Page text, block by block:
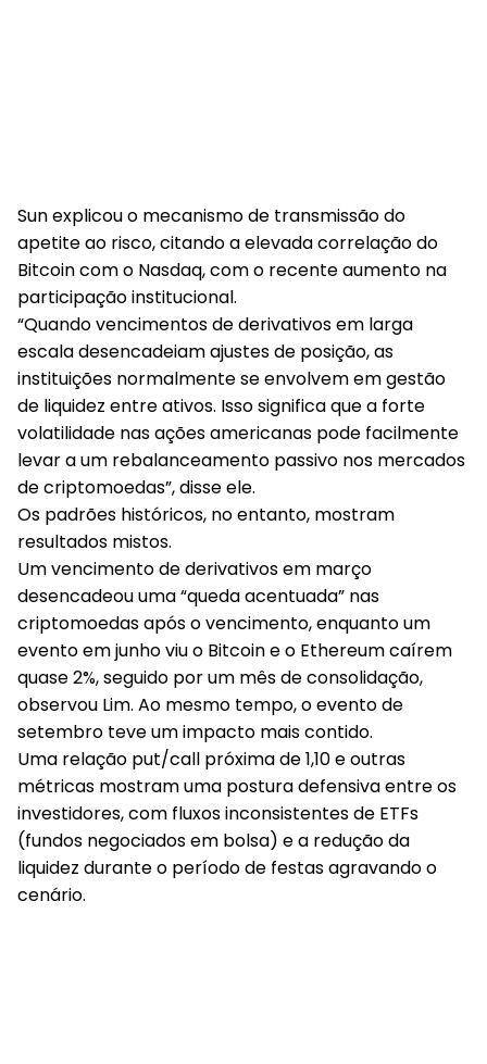
Sun explicou o mecanismo de transmissão do
apetite ao risco, citando a elevada correlação do
Bitcoin com o Nasdaq, com o recente aumento na
participação institucional.
“Quando vencimentos de derivativos em larga
escala desencadeiam ajustes de posição, as
instituições normalmente se envolvem em gestão
de liquidez entre ativos. Isso significa que a forte
volatilidade nas ações americanas pode facilmente
levar a um rebalanceamento passivo nos mercados
de criptomoedas”, disse ele.
Os padrões históricos, no entanto, mostram
resultados mistos.
Um vencimento de derivativos em março
desencadeou uma “queda acentuada” nas
criptomoedas após o vencimento, enquanto um
evento em junho viu o Bitcoin e o Ethereum caírem
quase 2%, seguido por um mês de consolidação,
observou Lim. Ao mesmo tempo, o evento de
setembro teve um impacto mais contido.
Uma relação put/call próxima de 1,10 e outras
métricas mostram uma postura defensiva entre os
investidores, com fluxos inconsistentes de ETFs
(fundos negociados em bolsa) e a redução da
liquidez durante o período de festas agravando o
cenário.